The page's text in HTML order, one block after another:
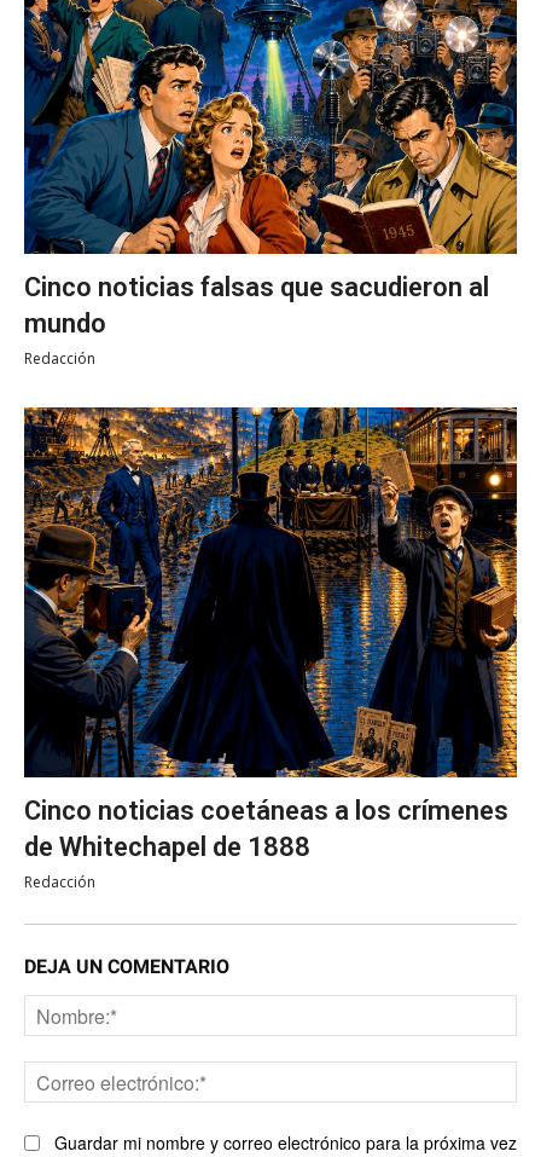
Cinco noticias falsas que sacudieron al
mundo
Redacción
Cinco noticias coetáneas a los crímenes
de Whitechapel de 1888
Redacción
DEJA UN COMENTARIO
Guardar mi nombre y correo electrónico para la próxima vez